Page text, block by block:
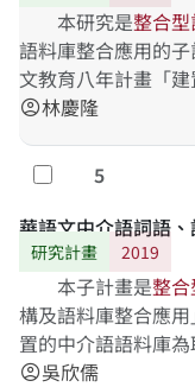
本研究是整合型
語料庫整合應用的
文教育八年計畫「
2020的研究發展內
account_circle林慶隆
勾選
5
華語文中介語詞語
研究計畫 2019
本子計畫是整合
構及語料庫整合應
置的中介語語料庫
語、語法點分析，
account_circle吳欣儒